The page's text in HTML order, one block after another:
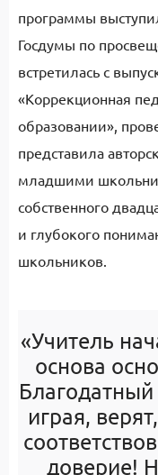
программы
Госдумы по
встретилась с
«Коррекционная
образовании»,
представила
младшими
собственного
и глубокого
школьников.
«Учитель
основа
Благодатный
играя,
доверие!